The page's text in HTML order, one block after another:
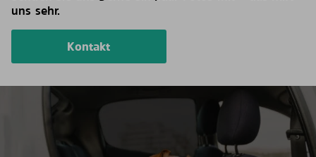
uns sehr.
Kontakt